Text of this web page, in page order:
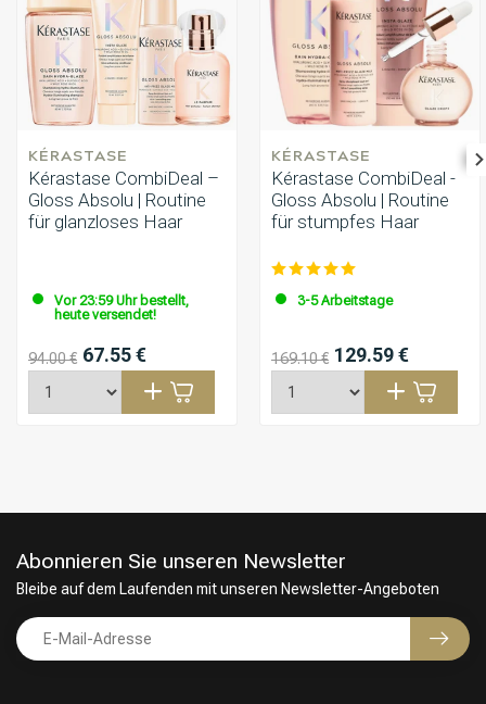
KÉRASTASE
Kérastase CombiDeal –
Gloss Absolu | Routine
für glanzloses Haar
Vor 23:59 Uhr bestellt,
heute versendet!
94.00 € 67.55 €
KÉRASTASE
Kérastase CombiDeal -
Gloss Absolu | Routine
für stumpfes Haar
3-5 Arbeitstage
169.10 € 129.59 €
Abonnieren Sie unseren Newsletter
Bleibe auf dem Laufenden mit unseren Newsletter-Angeboten